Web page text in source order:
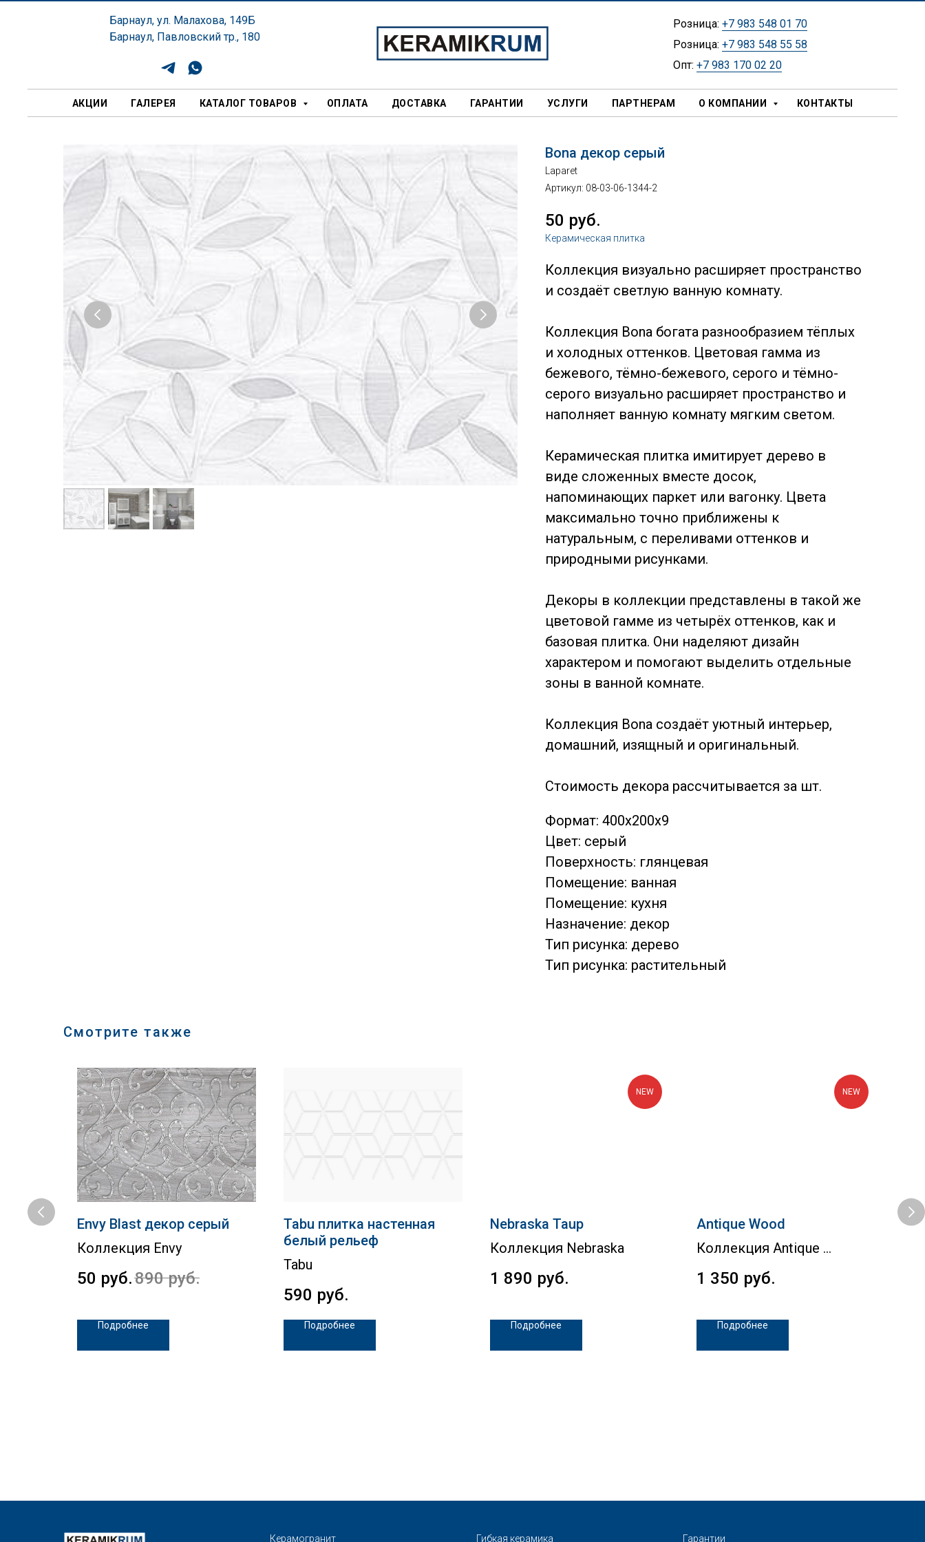
Барнаул, ул. Малахова, 149Б
Барнаул, Павловский тр., 180
Розница: +7 983 548 01 70
Розница: +7 983 548 55 58
Опт: +7 983 170 02 20
АКЦИИ ГАЛЕРЕЯ КАТАЛОГ ТОВАРОВ ОПЛАТА ДОСТАВКА ГАРАНТИИ УСЛУГИ ПАРТНЕРАМ О КОМПАНИИ КОНТАКТЫ
Bona декор серый
Laparet
Артикул: 08-03-06-1344-2
50 руб.
Керамическая плитка
Коллекция визуально расширяет пространство
и создаёт светлую ванную комнату.
Коллекция Bona богата разнообразием тёплых
и холодных оттенков. Цветовая гамма из
бежевого, тёмно-бежевого, серого и тёмно-
серого визуально расширяет пространство и
наполняет ванную комнату мягким светом.
Керамическая плитка имитирует дерево в
виде сложенных вместе досок,
напоминающих паркет или вагонку. Цвета
максимально точно приближены к
натуральным, с переливами оттенков и
природными рисунками.
Декоры в коллекции представлены в такой же
цветовой гамме из четырёх оттенков, как и
базовая плитка. Они наделяют дизайн
характером и помогают выделить отдельные
зоны в ванной комнате.
Коллекция Bona создаёт уютный интерьер,
домашний, изящный и оригинальный.
Стоимость декора рассчитывается за шт.
Формат: 400х200х9
Цвет: серый
Поверхность: глянцевая
Помещение: ванная
Помещение: кухня
Назначение: декор
Тип рисунка: дерево
Тип рисунка: растительный
Смотрите также
Envy Blast декор серый
Коллекция Envy
50 руб.890 руб.
Подробнее
Tabu плитка настенная
белый рельеф
Tabu
590 руб.
Подробнее
NEW
Nebraska Taup
Коллекция Nebraska
1 890 руб.
Подробнее
NEW
Antique Wood
Коллекция Antique
1 350 руб.
Подробнее
Керамогранит Гибкая керамика Гарантии